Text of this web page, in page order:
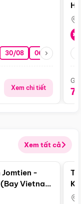
30/08 06/09 13/09
Xem chi tiết
Xem tất cả
Điểm nổi bật
Jomtien -
Vietnam